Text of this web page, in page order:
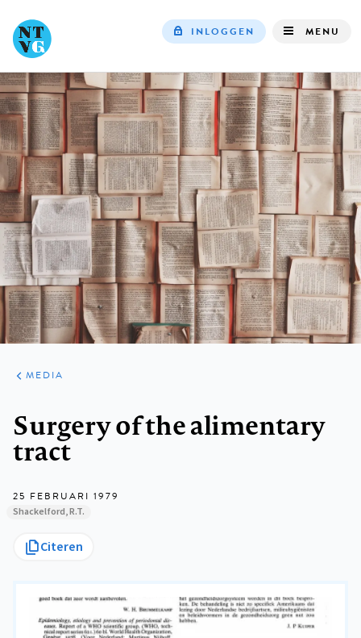
navigation
INLOGGEN MENU
ARTIKELEN
VARIA
MEDIA
Surgery of the alimentary
tract
25 FEBRUARI 1979
Shackelford, R.T.
Citeren